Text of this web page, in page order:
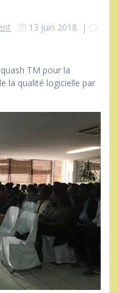
13 juin 2018 |
TM pour la
la qualité logicielle par